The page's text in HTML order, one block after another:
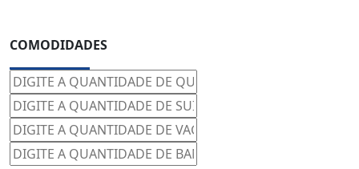
COMODIDADES